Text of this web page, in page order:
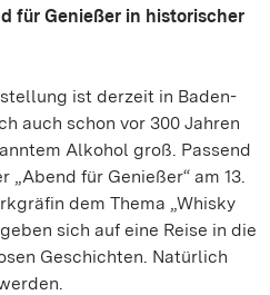
für Genießer in historischer
ist derzeit in Baden-
auch schon vor 300 Jahren
Alkohol groß. Passend
für Genießer“ am 13.
dem Thema „Whisky
sich auf eine Reise in die
Geschichten. Natürlich